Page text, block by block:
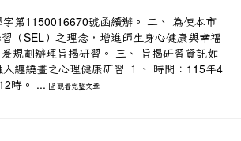
第1150016670號函續辦。 二、 為使本市
（SEL）之理念，增進師生身心健康與幸福
規劃辦理旨揭研習。 三、 旨揭研習資訊如
纏繞畫之心理健康研習 １、 時間：115年4
時。 ...
觀看完整文章